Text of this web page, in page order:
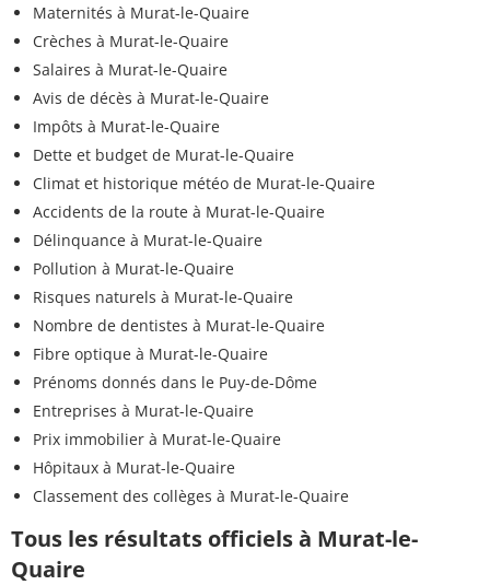
Maternités à Murat-le-Quaire
Crèches à Murat-le-Quaire
Salaires à Murat-le-Quaire
Avis de décès à Murat-le-Quaire
Impôts à Murat-le-Quaire
Dette et budget de Murat-le-Quaire
Climat et historique météo de Murat-le-Quaire
Accidents de la route à Murat-le-Quaire
Délinquance à Murat-le-Quaire
Pollution à Murat-le-Quaire
Risques naturels à Murat-le-Quaire
Nombre de dentistes à Murat-le-Quaire
Fibre optique à Murat-le-Quaire
Prénoms donnés dans le Puy-de-Dôme
Entreprises à Murat-le-Quaire
Prix immobilier à Murat-le-Quaire
Hôpitaux à Murat-le-Quaire
Classement des collèges à Murat-le-Quaire
Tous les résultats officiels à Murat-le-
Quaire